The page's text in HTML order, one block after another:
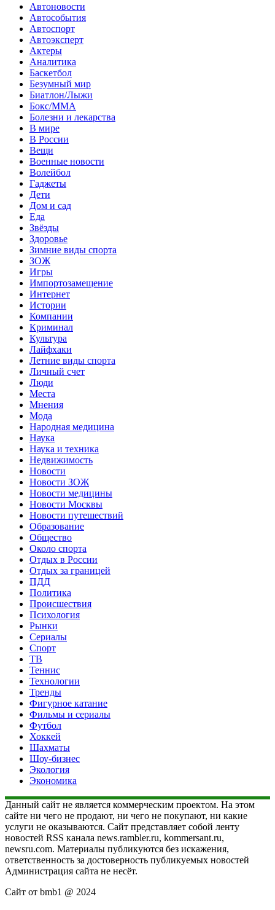
Автоновости
Автособытия
Автоспорт
Автоэксперт
Актеры
Аналитика
Баскетбол
Безумный мир
Биатлон/Лыжи
Бокс/MMA
Болезни и лекарства
В мире
В России
Вещи
Военные новости
Волейбол
Гаджеты
Дети
Дом и сад
Еда
Звёзды
Здоровье
Зимние виды спорта
ЗОЖ
Игры
Импортозамещение
Интернет
Истории
Компании
Криминал
Культура
Лайфхаки
Летние виды спорта
Личный счет
Люди
Места
Мнения
Мода
Народная медицина
Наука
Наука и техника
Недвижимость
Новости
Новости ЗОЖ
Новости медицины
Новости Москвы
Новости путешествий
Образование
Общество
Около спорта
Отдых в России
Отдых за границей
ПДД
Политика
Происшествия
Психология
Рынки
Сериалы
Спорт
ТВ
Теннис
Технологии
Тренды
Фигурное катание
Фильмы и сериалы
Футбол
Хоккей
Шахматы
Шоу-бизнес
Экология
Экономика
Данный сайт не является коммерческим проектом. На этом
сайте ни чего не продают, ни чего не покупают, ни какие
услуги не оказываются. Сайт представляет собой ленту
новостей RSS канала news.rambler.ru, kommersant.ru,
newsru.com. Материалы публикуются без искажения,
ответственность за достоверность публикуемых новостей
Администрация сайта не несёт.
Сайт от bmb1 @ 2024